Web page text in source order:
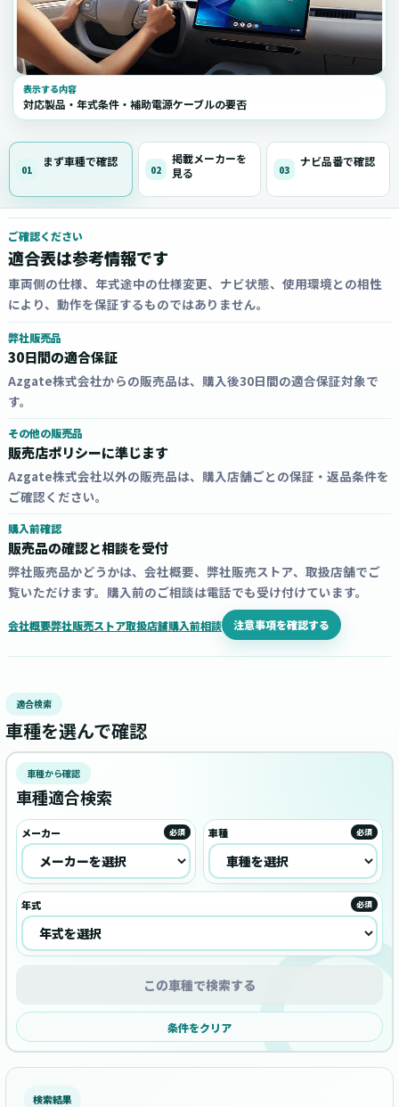
表示する内容
対応製品・年式条件・補助電源ケーブルの要否
01
まず車種で確認
02
掲載メーカーを
見る
03
ナビ品番で確認
ご確認ください
適合表は参考情報です
車両側の仕様、年式途中の仕様変更、ナビ状態、使用環境との相性
により、動作を保証するものではありません。
弊社販売品
30日間の適合保証
Azgate株式会社からの販売品は、購入後30日間の適合保証対象で
す。
その他の販売品
販売店ポリシーに準じます
Azgate株式会社以外の販売品は、購入店舗ごとの保証・返品条件を
ご確認ください。
購入前確認
販売品の確認と相談を受付
弊社販売品かどうかは、会社概要、弊社販売ストア、取扱店舗でご
覧いただけます。購入前のご相談は電話でも受け付けています。
会社概要弊社販売ストア取扱店舗購入前相談 注意事項を確認する
適合検索
車種を選んで確認
車種から確認
車種適合検索
メーカー 必須 車種 必須
年式 必須
この車種で検索する
条件をクリア
検索結果